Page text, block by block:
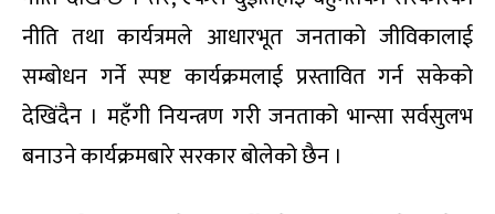
नीति तथा कार्यत्रमले आधारभूत जनताको जीविकालाई
सम्बोधन गर्ने स्पष्ट कार्यक्रमलाई प्रस्तावित गर्न सकेको
देखिंदैन । महँगी नियन्त्रण गरी जनताको भान्सा सर्वसुलभ
बनाउने कार्यक्रमबारे सरकार बोलेको छैन ।